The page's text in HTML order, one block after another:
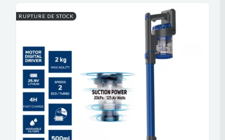
RUPTURE DE STOCK